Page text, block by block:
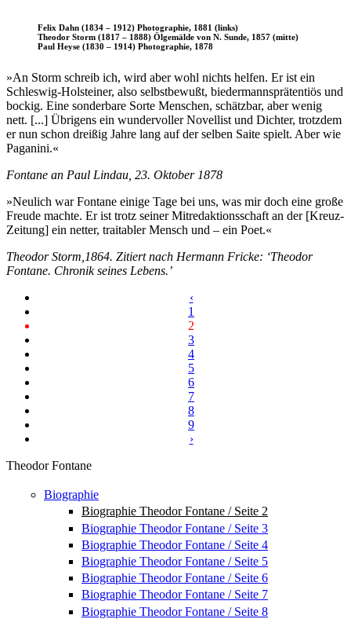
Felix Dahn (1834 – 1912) Photographie, 1881 (links)
Theodor Storm (1817 – 1888) Ölgemälde von N. Sunde, 1857 (mitte)
Paul Heyse (1830 – 1914) Photographie, 1878
»An Storm schreib ich, wird aber wohl nichts helfen. Er ist ein
Schleswig-Holsteiner, also selbstbewußt, biedermannsprätentiös und
bockig. Eine sonderbare Sorte Menschen, schätzbar, aber wenig
nett. [...] Übrigens ein wundervoller Novellist und Dichter, trotzdem
er nun schon dreißig Jahre lang auf der selben Saite spielt. Aber wie
Paganini.«
Fontane an Paul Lindau, 23. Oktober 1878
»Neulich war Fontane einige Tage bei uns, was mir doch eine große
Freude machte. Er ist trotz seiner Mitredaktionsschaft an der [Kreuz-
Zeitung] ein netter, traitabler Mensch und – ein Poet.«
Theodor Storm,1864. Zitiert nach Hermann Fricke: ‘Theodor
Fontane. Chronik seines Lebens.’
‹
1
2
3
4
5
6
7
8
9
›
Theodor Fontane
Biographie
Biographie Theodor Fontane / Seite 2
Biographie Theodor Fontane / Seite 3
Biographie Theodor Fontane / Seite 4
Biographie Theodor Fontane / Seite 5
Biographie Theodor Fontane / Seite 6
Biographie Theodor Fontane / Seite 7
Biographie Theodor Fontane / Seite 8